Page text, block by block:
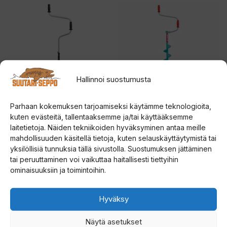
Hallinnoi suostumusta
Parhaan kokemuksen tarjoamiseksi käytämme teknologioita,
kuten evästeitä, tallentaaksemme ja/tai käyttääksemme
laitetietoja. Näiden tekniikoiden hyväksyminen antaa meille
mahdollisuuden käsitellä tietoja, kuten selauskäyttäytymistä tai
yksilöllisiä tunnuksia tällä sivustolla. Suostumuksen jättäminen
tai peruuttaminen voi vaikuttaa haitallisesti tiettyihin
ominaisuuksiin ja toimintoihin.
Hyväksy
Näytä asetukset
Strikemaster Sport
jääkaira
0
5
s
59,00 €
muunnelma.
Voit
valinnat
tuotteen
sivulla.
Rapala UR Steel jääkaira
5.00
5:stä
114,00€–124,00€
muunnelma.
Voit
valinnat
tuotteen
sivulla.
Tällä